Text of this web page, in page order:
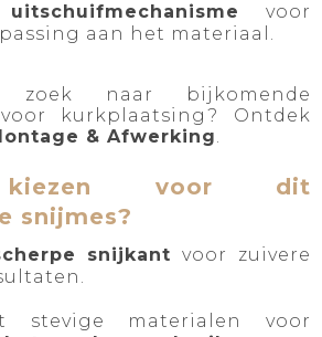
voor
aan het materiaal.
naar bijkomende
kurkplaatsing? Ontdek
& Afwerking.
kiezen voor dit
snijmes?
snijkant voor zuivere
stevige materialen voor